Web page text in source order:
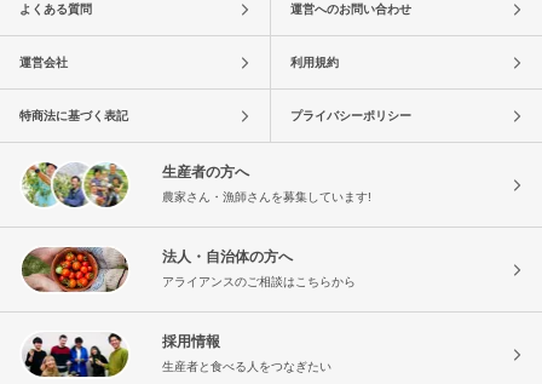
よくある質問 運営へのお問い合わせ
運営会社 利用規約
特商法に基づく表記 プライバシーポリシー
生産者の方へ
農家さん・漁師さんを募集しています!
法人・自治体の方へ
アライアンスのご相談はこちらから
採用情報
生産者と食べる人をつなぎたい